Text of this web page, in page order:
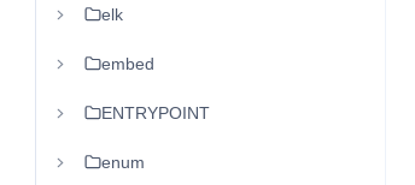
elk
embed
ENTRYPOINT
enum